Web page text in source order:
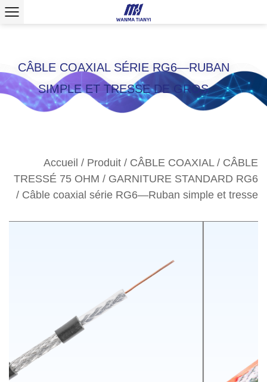
CÂBLE COAXIAL SÉRIE RG6—RUBAN
SIMPLE ET TRESSE DE GROS
Accueil / Produit / CÂBLE COAXIAL/ CÂBLE
TRESSÉ 75 OHM / GARNITURE STANDARD RG6
/ Câble coaxial série RG6—Ruban simple et tresse